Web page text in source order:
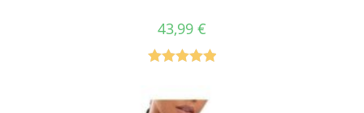
43,99 €
sur 5